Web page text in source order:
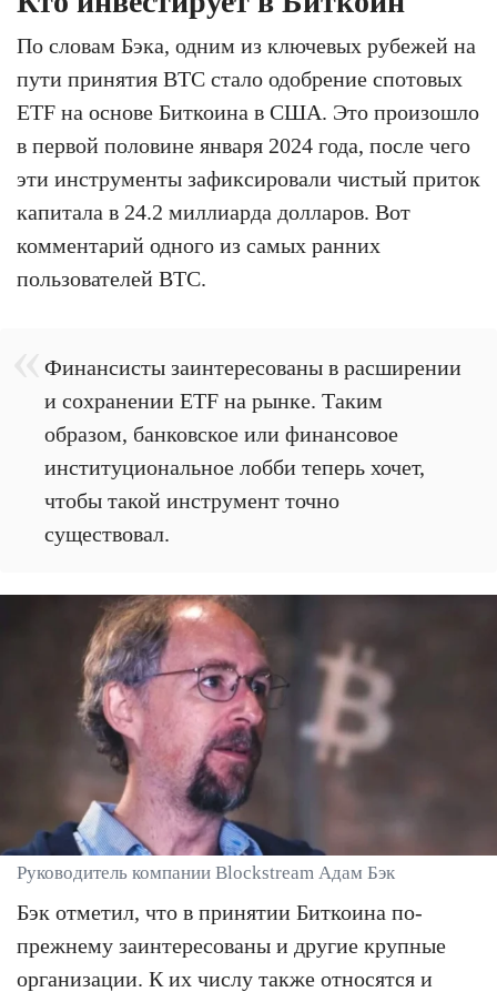
По словам Бэка, одним из ключевых рубежей на
пути принятия BTC стало одобрение спотовых
ETF на основе Биткоина в США. Это произошло
в первой половине января 2024 года, после чего
эти инструменты зафиксировали чистый приток
капитала в 24.2 миллиарда долларов. Вот
комментарий одного из самых ранних
пользователей BTC.
Финансисты заинтересованы в расширении
и сохранении ETF на рынке. Таким
образом, банковское или финансовое
институциональное лобби теперь хочет,
чтобы такой инструмент точно
существовал.
Руководитель компании Blockstream Адам Бэк
Бэк отметил, что в принятии Биткоина по-
прежнему заинтересованы и другие крупные
организации. К их числу также относятся и